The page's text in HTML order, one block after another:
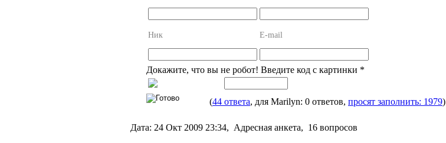
Ник E-mail
Докажите, что вы не робот! Введите код с картинки *
(44 ответа, для Marilyn: 0 ответов, просят заполнить: 1979)
Дата: 24 Окт 2009 23:34, Адресная анкета, 16 вопросов